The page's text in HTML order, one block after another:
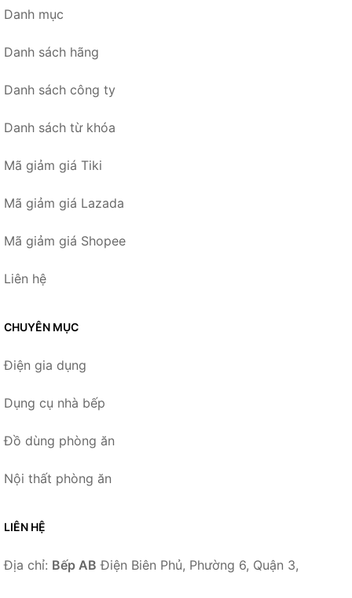
Danh mục
Danh sách hãng
Danh sách công ty
Danh sách từ khóa
Mã giảm giá Tiki
Mã giảm giá Lazada
Mã giảm giá Shopee
Liên hệ
CHUYÊN MỤC
Điện gia dụng
Dụng cụ nhà bếp
Đồ dùng phòng ăn
Nội thất phòng ăn
LIÊN HỆ
Địa chỉ: Bếp AB Điện Biên Phủ, Phường 6, Quận 3,